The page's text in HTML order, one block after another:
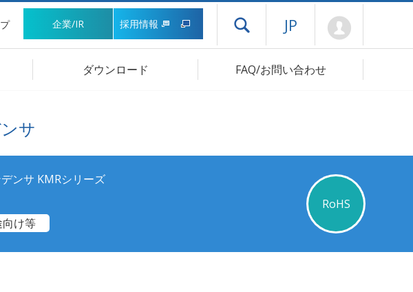
企業/IR 採用情報 ドロワーメニューを開く
JP
ダウンロード FAQ/お問い合わせ
サ
ンサ KMRシリーズ
RoHS
け等